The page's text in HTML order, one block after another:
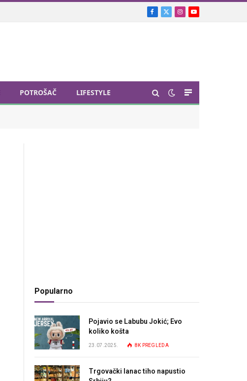
Facebook
X
Instagram
YouTube
POTROŠAČ LIFESTYLE
Popularno
Pojavio se Labubu Jokić; Evo
koliko košta
23.07.2025. 8K PREGLEDA
Trgovački lanac tiho napustio